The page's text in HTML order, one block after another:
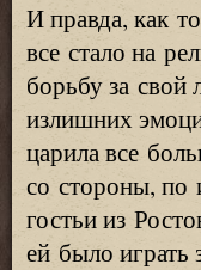
И правда, как
все стало на
борьбу за
излишних
царила все
со стороны, по
гостьи из
ей было играть